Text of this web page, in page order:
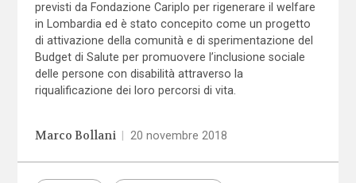
previsti da Fondazione Cariplo per rigenerare il welfare
in Lombardia ed è stato concepito come un progetto
di attivazione della comunità e di sperimentazione del
Budget di Salute per promuovere l’inclusione sociale
delle persone con disabilità attraverso la
riqualificazione dei loro percorsi di vita.
Marco Bollani 20 novembre 2018